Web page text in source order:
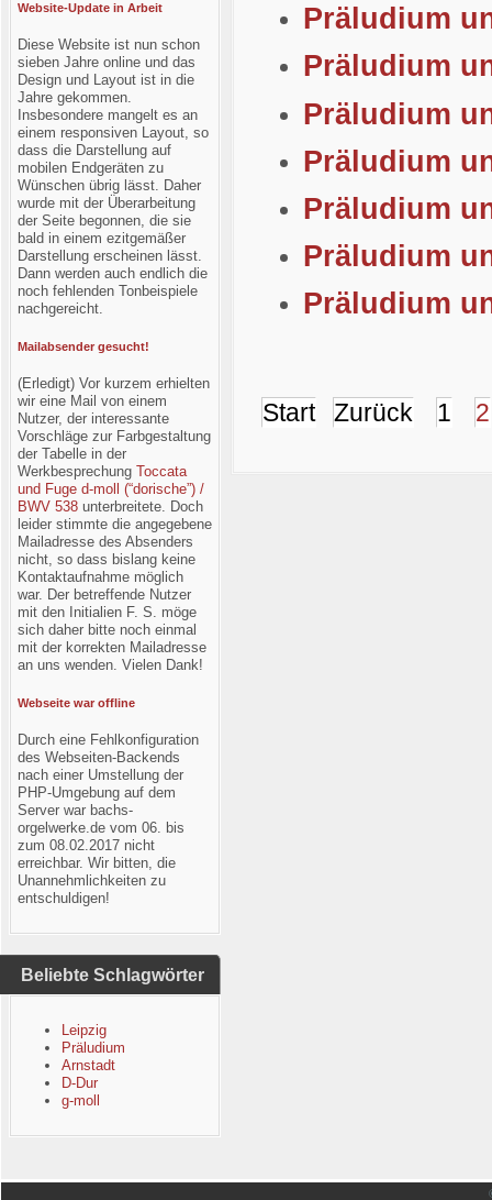
Website-Update in Arbeit
Diese Website ist nun schon
sieben Jahre online und das
Design und Layout ist in die
Jahre gekommen.
Insbesondere mangelt es an
einem responsiven Layout, so
dass die Darstellung auf
mobilen Endgeräten zu
Wünschen übrig lässt. Daher
wurde mit der Überarbeitung
der Seite begonnen, die sie
bald in einem ezitgemäßer
Darstellung erscheinen lässt.
Dann werden auch endlich die
noch fehlenden Tonbeispiele
nachgereicht.
Mailabsender gesucht!
(Erledigt) Vor kurzem erhielten
wir eine Mail von einem
Nutzer, der interessante
Vorschläge zur Farbgestaltung
der Tabelle in der
Werkbesprechung Toccata
und Fuge d-moll (“dorische”) /
BWV 538unterbreitete. Doch
leider stimmte die angegebene
Mailadresse des Absenders
nicht, so dass bislang keine
Kontaktaufnahme möglich
war. Der betreffende Nutzer
mit den Initialien F. S. möge
sich daher bitte noch einmal
mit der korrekten Mailadresse
an uns wenden. Vielen Dank!
Webseite war offline
Durch eine Fehlkonfiguration
des Webseiten-Backends
nach einer Umstellung der
PHP-Umgebung auf dem
Server war bachs-
orgelwerke.de vom 06. bis
zum 08.02.2017 nicht
erreichbar. Wir bitten, die
Unannehmlichkeiten zu
entschuldigen!
Beliebte Schlagwörter
Leipzig
Präludium
Arnstadt
D-Dur
g-moll
Präludium
Präludium
Präludium
Präludium
Präludium
Präludium
Präludium
Start Zurück 1 2